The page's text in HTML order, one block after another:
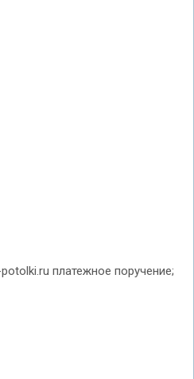
платежное поручение;